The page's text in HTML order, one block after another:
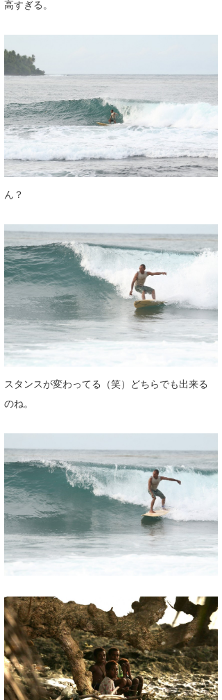
高すぎる。
ん？
スタンスが変わってる（笑）どちらでも出来る
のね。
banpaku
Mr.K
chappy
Romisea